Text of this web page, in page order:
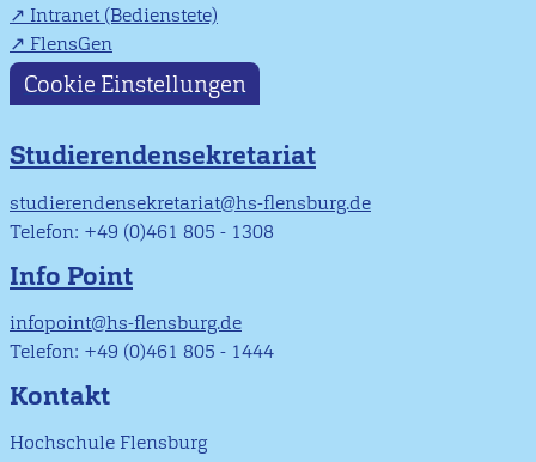
Intranet (Bedienstete)
FlensGen
Cookie Einstellungen
Studierendensekretariat
studierendensekretariat@hs-flensburg.de
Telefon: +49 (0)461 805 - 1308
Info Point
infopoint@hs-flensburg.de
Telefon: +49 (0)461 805 - 1444
Kontakt
Hochschule Flensburg